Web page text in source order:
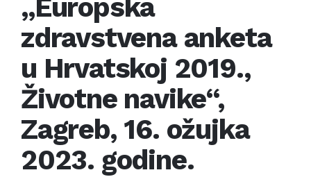
„Europska
zdravstvena anketa
u Hrvatskoj 2019.,
Životne navike“,
Zagreb, 16. ožujka
2023. godine.